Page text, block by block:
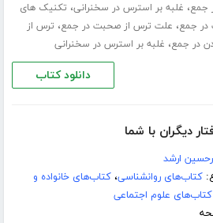
جمع، غلبه بر استرس در سخنرانی، تکنیک های
جمع، علت ترس از صحبت در جمع، ترس از
در جمع، غلبه بر استرس در سخنرانی
دانلود کتاب
دیگران با شما
ارشد
کتاب‌های روانشناسی،کتاب‌های خانواده و
کتاب‌های علوم اجتماعی